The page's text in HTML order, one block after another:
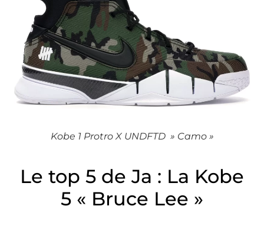
Kobe 1 Protro X UNDFTD » Camo »
Le top 5 de Ja : La Kobe
5 « Bruce Lee »